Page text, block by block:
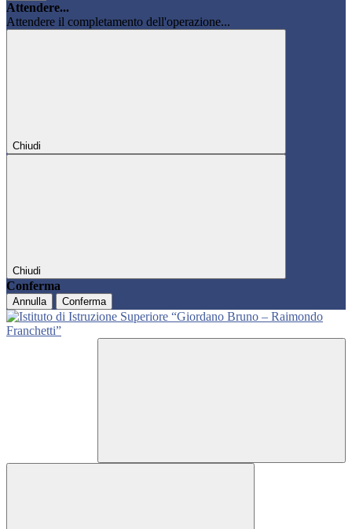
Attendere...
Attendere il completamento dell'operazione...
Chiudi
Chiudi
Conferma
Annulla Conferma